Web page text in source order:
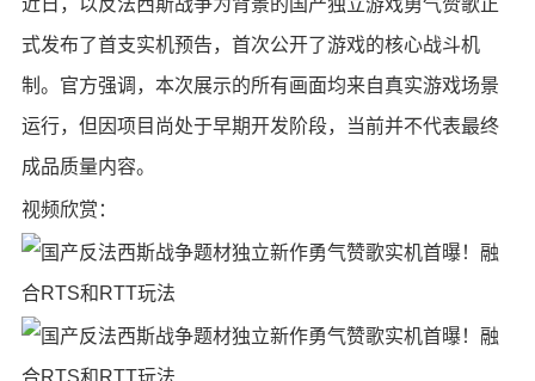
近日，以反法西斯战争为背景的国产独立游戏勇气赞歌正
式发布了首支实机预告，首次公开了游戏的核心战斗机
制。官方强调，本次展示的所有画面均来自真实游戏场景
运行，但因项目尚处于早期开发阶段，当前并不代表最终
成品质量内容。
视频欣赏：